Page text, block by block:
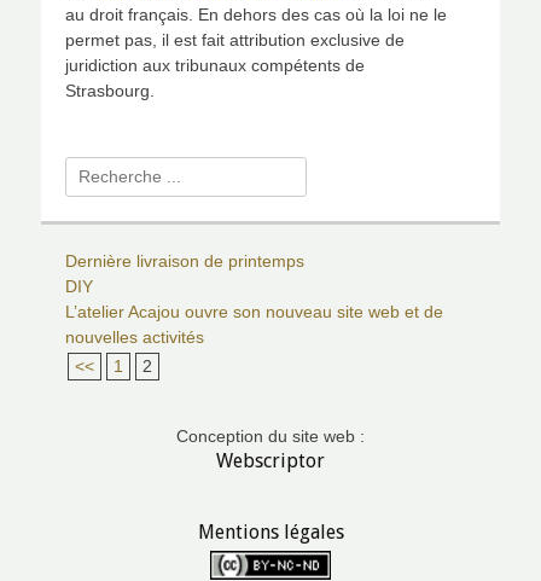
au droit français. En dehors des cas où la loi ne le
permet pas, il est fait attribution exclusive de
juridiction aux tribunaux compétents de
Strasbourg.
Rechercher :
Dernière livraison de printemps
DIY
L’atelier Acajou ouvre son nouveau site web et de
nouvelles activités
<<
1 2
Conception du site web :
Webscriptor
Mentions légales